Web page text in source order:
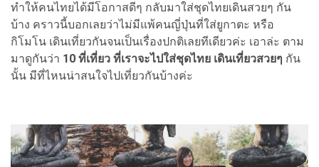
ทำให้คนไทยได้มีโอกาสดีๆ กลับมาใส่ชุดไทยเดินสวยๆ กัน
บ้าง คราวนี้บอกเลยว่าไม่มีแพ้คนญี่ปุ่นที่ใส่ยูกาตะ หรือ
กิโมโน เดินเที่ยวกันจนเป็นเรื่องปกติเลยทีเดียวค่ะ เอาล่ะ ตาม
มาดูกันว่า 10 ที่เที่ยว ที่เราจะไปใส่ชุดไทย เดินเที่ยวสวยๆ กัน
นั้น มีที่ไหนน่าสนใจไปเที่ยวกันบ้างค่ะ